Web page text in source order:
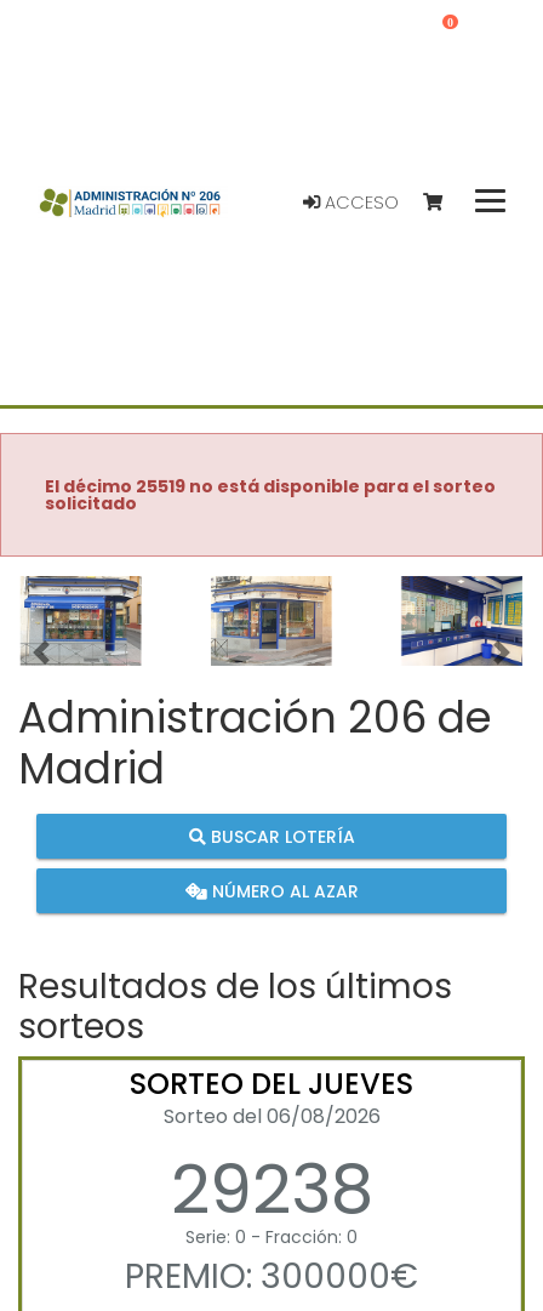
ACCESO
0
El décimo 25519 no está disponible para el sorteo
solicitado
Imagen anterior
Administración 206 de
Madrid
BUSCAR LOTERÍA
NÚMERO AL AZAR
Resultados de los últimos
sorteos
SORTEO DEL JUEVES
Sorteo del 06/08/2026
29238
Serie: 0 - Fracción: 0
PREMIO: 300000€